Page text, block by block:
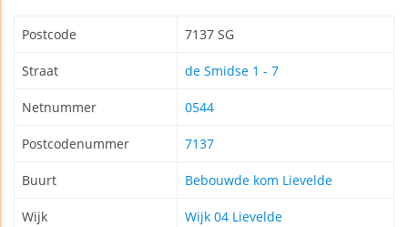
Postcode 7137 SG
Straat de Smidse 1 - 7
Netnummer 0544
Postcodenummer 7137
Buurt Bebouwde kom Lievelde
Wijk Wijk 04 Lievelde